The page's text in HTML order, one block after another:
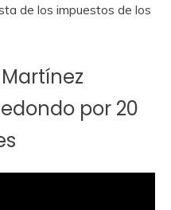
de los impuestos de los
por 20